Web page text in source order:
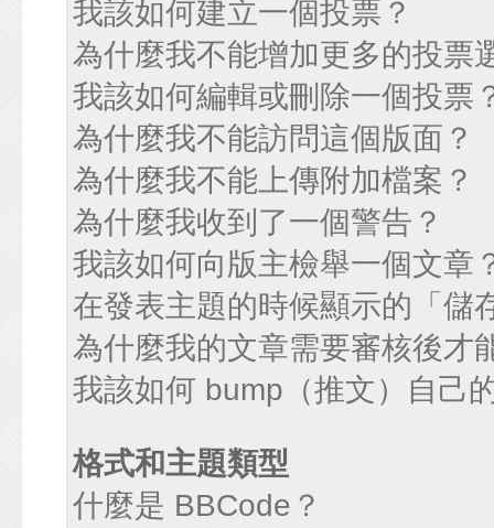
我該如何建立一個投票？
為什麼我不能增加更多的投票
我該如何編輯或刪除一個投票
為什麼我不能訪問這個版面？
為什麼我不能上傳附加檔案？
為什麼我收到了一個警告？
我該如何向版主檢舉一個文章
在發表主題的時候顯示的「儲
為什麼我的文章需要審核後才
我該如何 bump（推文）自己
格式和主題類型
什麼是 BBCode？